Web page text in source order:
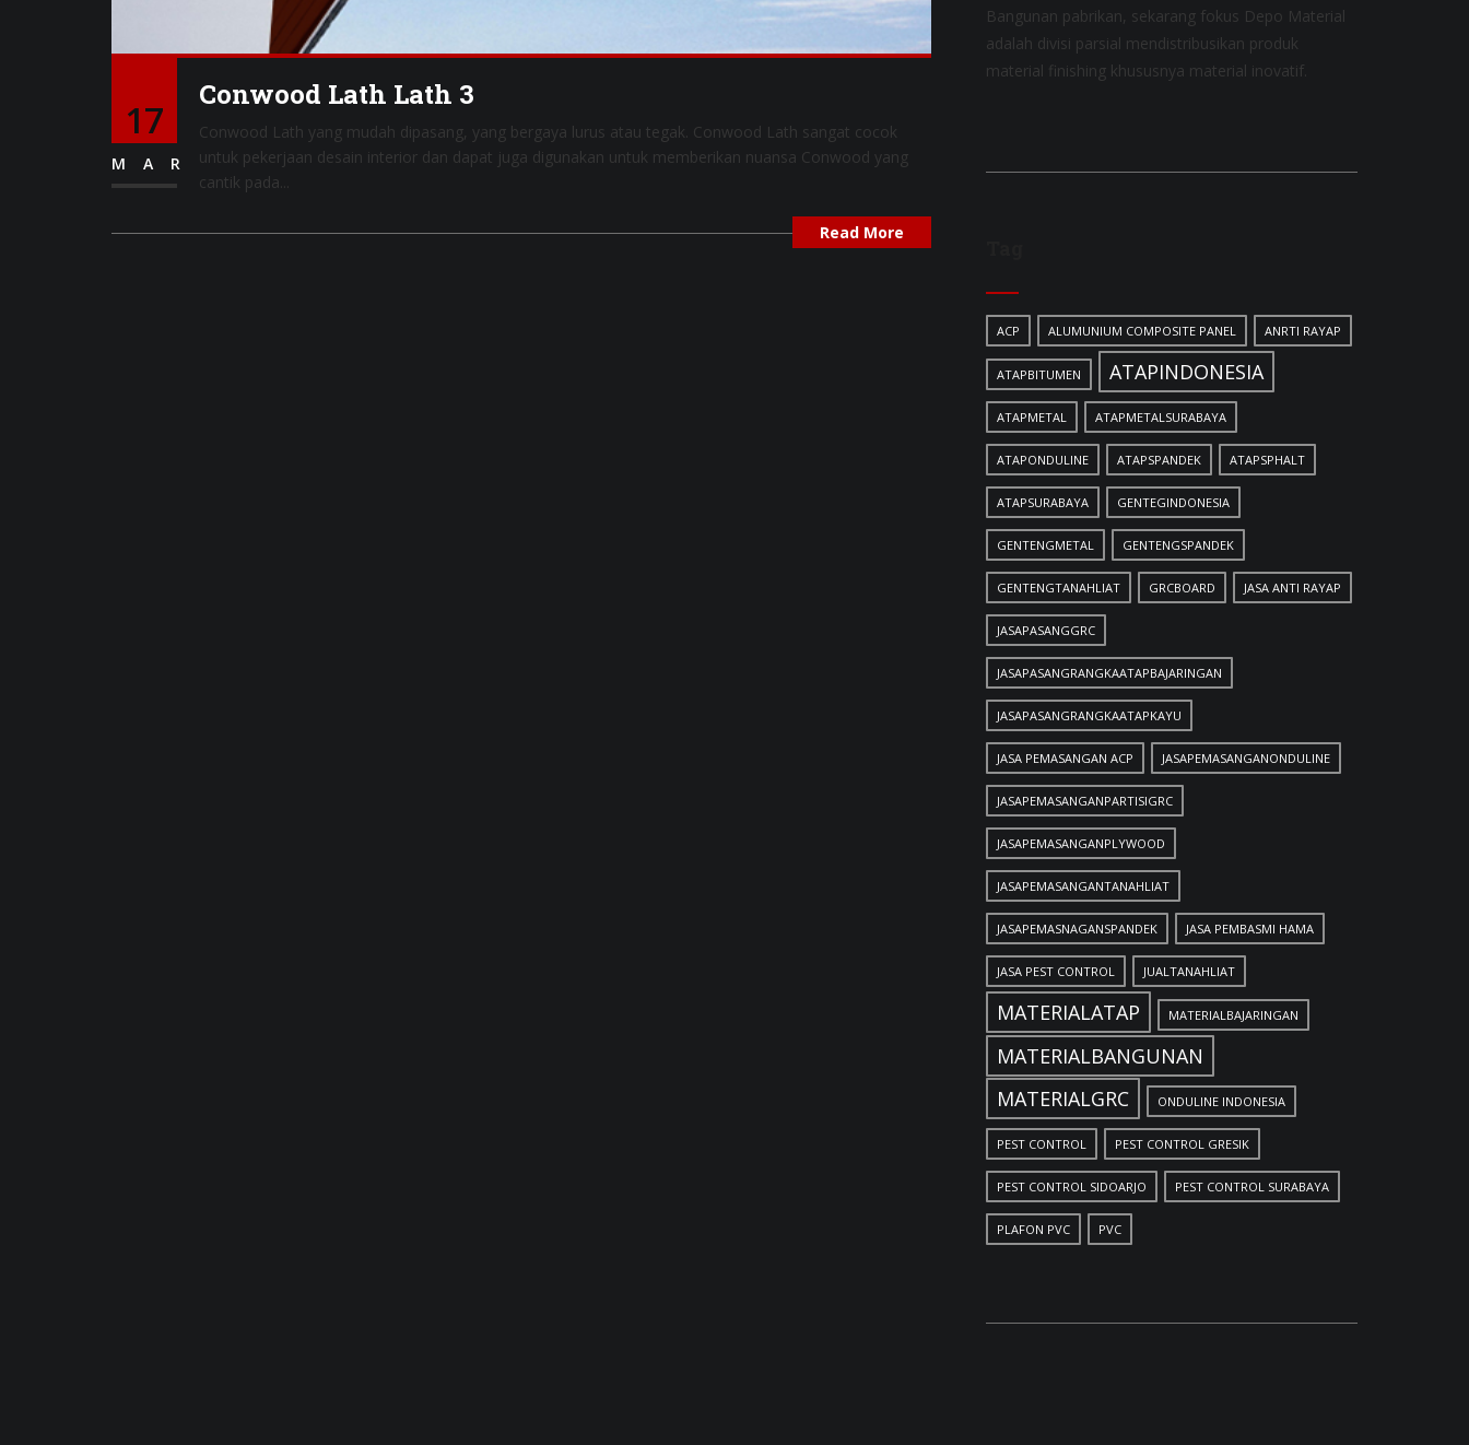
17
MAR
Conwood Lath Lath 3
Conwood Lath yang mudah dipasang, yang bergaya lurus atau tegak. Conwood Lath sangat cocok
untuk pekerjaan desain interior dan dapat juga digunakan untuk memberikan nuansa Conwood yang
cantik pada...
Read More
Bangunan pabrikan, sekarang fokus Depo Material
adalah divisi parsial mendistribusikan produk
material finishing khususnya material inovatif.
ACP ALUMUNIUM COMPOSITE PANEL ANRTI RAYAP
ATAPBITUMEN ATAPINDONESIA
ATAPMETAL ATAPMETALSURABAYA
ATAPONDULINE ATAPSPANDEK ATAPSPHALT
ATAPSURABAYA GENTEGINDONESIA
GENTENGMETAL GENTENGSPANDEK
GENTENGTANAHLIAT GRCBOARD JASA ANTI RAYAP
JASAPASANGGRC
JASAPASANGRANGKAATAPBAJARINGAN
JASAPASANGRANGKAATAPKAYU
JASA PEMASANGAN ACP JASAPEMASANGANONDULINE
JASAPEMASANGANPARTISIGRC
JASAPEMASANGANPLYWOOD
JASAPEMASANGANTANAHLIAT
JASAPEMASNAGANSPANDEK JASA PEMBASMI HAMA
JASA PEST CONTROL JUALTANAHLIAT
MATERIALATAP MATERIALBAJARINGAN
MATERIALBANGUNAN
MATERIALGRC
ONDULINE INDONESIA
PEST CONTROL PEST CONTROL GRESIK
PEST CONTROL SIDOARJO PEST CONTROL SURABAYA
PLAFON PVC PVC